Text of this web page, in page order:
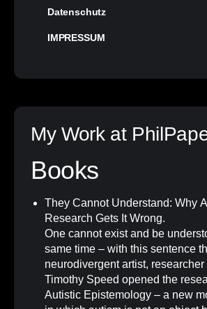
Datenschutz
IMPRESSUM
My Work at
Books
They Cannot Understand: Why
Research Gets It Wrong.
One cannot exist and be
same time – with this sentence
neurodivergent artist,
Timothy Speed opened the
Autistic Epistemology – a new